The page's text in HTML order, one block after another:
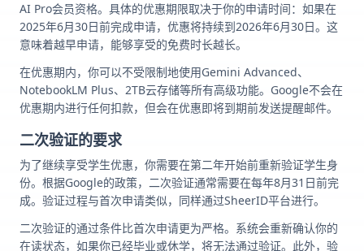
AI Pro会员资格。具体的优惠期限取决于你的申请时间：如果在
2025年6月30日前完成申请，优惠将持续到2026年6月30日。这
意味着越早申请，能够享受的免费时长越长。
在优惠期内，你可以不受限制地使用Gemini Advanced、
NotebookLM Plus、2TB云存储等所有高级功能。Google不会在
优惠期内进行任何扣款，但会在优惠即将到期前发送提醒邮件。
二次验证的要求
为了继续享受学生优惠，你需要在第二年开始前重新验证学生身
份。根据Google的政策，二次验证通常需要在每年8月31日前完
成。验证过程与首次申请类似，同样通过SheerID平台进行。
二次验证的通过条件比首次申请更为严格。系统会重新确认你的
在读状态，如果你已经毕业或休学，将无法通过验证。此外，验